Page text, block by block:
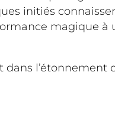
initiés
magique à
l’étonnement